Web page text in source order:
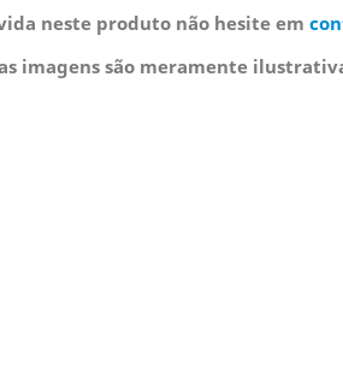
neste produto não hesite em
imagens são meramente